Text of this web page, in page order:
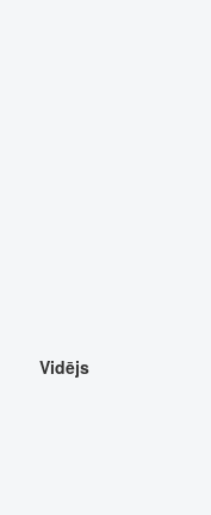
Vidējs